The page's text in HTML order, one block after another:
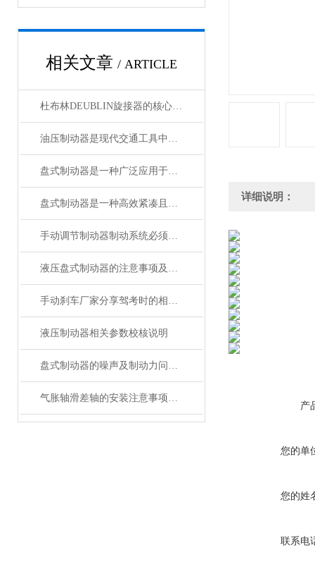
相关文章 / ARTICLE
杜布林DEUBLIN旋接器的核心在于转子与外壳之间的相对旋转
油压制动器是现代交通工具中常见的制动系统
盘式制动器是一种广泛应用于各类车辆和机械设备的制动系统
盘式制动器是一种高效紧凑且散热性能好的制动系统
手动调节制动器制动系统必须具备的功能
液压盘式制动器的注意事项及保养
手动刹车厂家分享驾考时的相关刹车技巧
液压制动器相关参数校核说明
盘式制动器的噪声及制动力问题处理
气胀轴滑差轴的安装注意事项分析
详细说明：
产
您的单
您的姓
联系电